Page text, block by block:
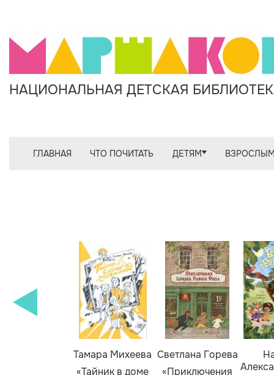
НАЦИОНАЛЬНАЯ ДЕТСКАЯ
ГЛАВНАЯ ЧТО ПОЧИТАТЬ ДЕТЯМ
Тамара Михеева
«Тайник в доме
Светлана Горева
«Приключения